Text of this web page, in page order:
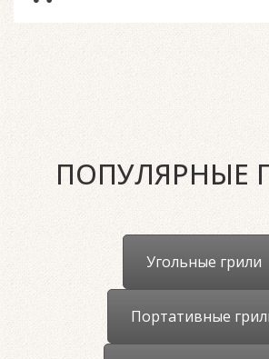
ПОПУЛЯРНЫЕ
Угольные грили
Портативные